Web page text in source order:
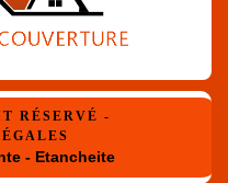
RÉSERVÉ -
- Etancheite